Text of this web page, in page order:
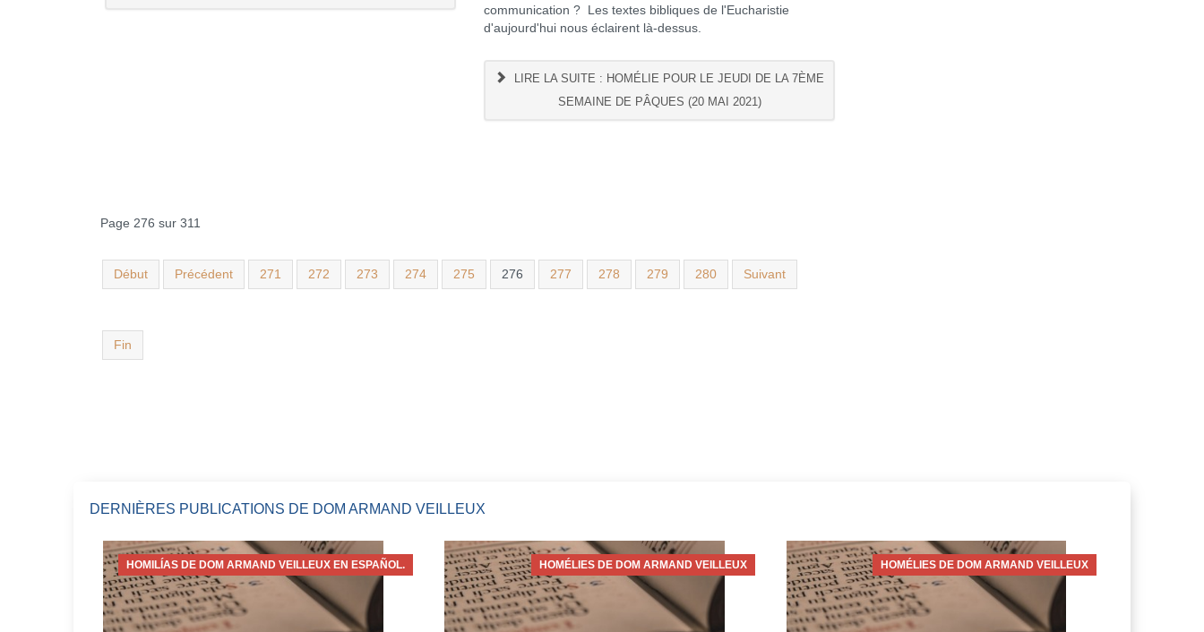
communication ? Les textes bibliques de l'Eucharistie
d'aujourd'hui nous éclairent là-dessus.
LIRE LA SUITE : HOMÉLIE POUR LE JEUDI DE LA 7ÈME
SEMAINE DE PÂQUES (20 MAI 2021)
Page 276 sur 311
Début Précédent 271 272 273 274 275 276 277 278 279 280 Suivant
Fin
DERNIÈRES PUBLICATIONS DE DOM ARMAND VEILLEUX
HOMILÍAS DE DOM ARMAND VEILLEUX EN ESPAÑOL. HOMÉLIES DE DOM ARMAND VEILLEUX HOMÉLIES DE DOM ARMAND VEILLEUX